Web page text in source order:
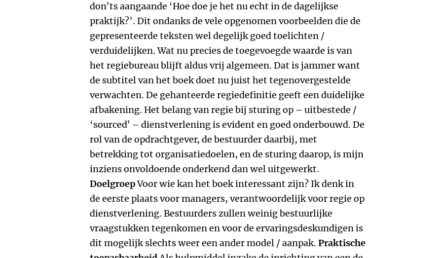
don’ts aangaande ‘Hoe doe je het nu echt in de dagelijkse
praktijk?’. Dit ondanks de vele opgenomen voorbeelden die de
gepresenteerde teksten wel degelijk goed toelichten /
verduidelijken. Wat nu precies de toegevoegde waarde is van
het regiebureau blijft aldus vrij algemeen. Dat is jammer want
de subtitel van het boek doet nu juist het tegenovergestelde
verwachten. De gehanteerde regiedefinitie geeft een duidelijke
afbakening. Het belang van regie bij sturing op – uitbestede /
‘sourced’ – dienstverlening is evident en goed onderbouwd. De
rol van de opdrachtgever, de bestuurder daarbij, met
betrekking tot organisatiedoelen, en de sturing daarop, is mijn
inziens onvoldoende onderkend dan wel uitgewerkt.
DoelgroepVoor wie kan het boek interessant zijn? Ik denk in
de eerste plaats voor managers, verantwoordelijk voor regie op
dienstverlening. Bestuurders zullen weinig bestuurlijke
vraagstukken tegenkomen en voor de ervaringsdeskundigen is
dit mogelijk slechts weer een ander model / aanpak. Praktische